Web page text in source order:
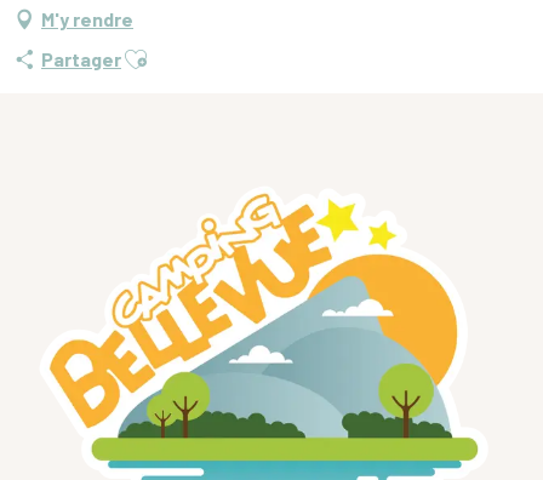
M'y rendre
PartagerAjouter aux favoris